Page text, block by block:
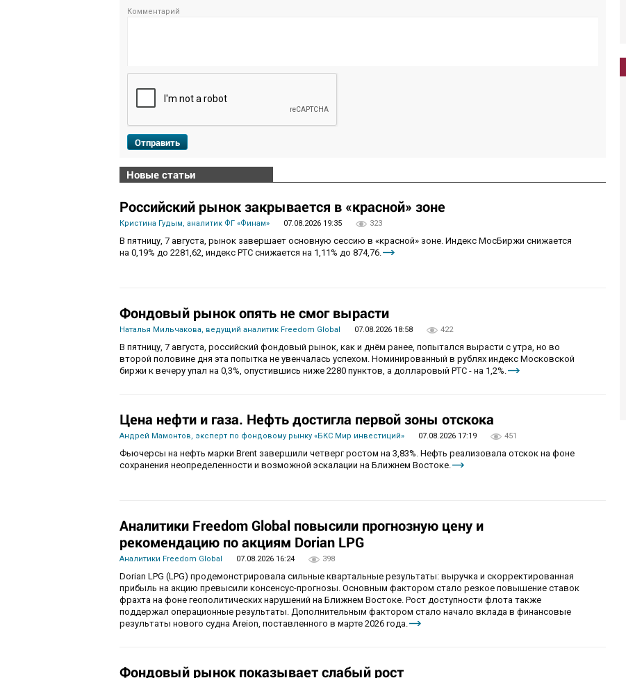
Комментарий
Отправить
Новые статьи
Российский рынок закрывается в «красной» зоне
Кристина Гудым, аналитик ФГ «Финам» 07.08.2026 19:35 323
В пятницу, 7 августа, рынок завершает основную сессию в «красной» зоне. Индекс МосБиржи снижается
на 0,19% до 2281,62, индекс РТС снижается на 1,11% до 874,76.
Фондовый рынок опять не смог вырасти
Наталья Мильчакова, ведущий аналитик Freedom Global 07.08.2026 18:58 422
В пятницу, 7 августа, российский фондовый рынок, как и днём ранее, попытался вырасти с утра, но во
второй половине дня эта попытка не увенчалась успехом. Номинированный в рублях индекс Московской
биржи к вечеру упал на 0,3%, опустившись ниже 2280 пунктов, а долларовый РТС - на 1,2%.
Цена нефти и газа. Нефть достигла первой зоны отскока
Андрей Мамонтов, эксперт по фондовому рынку «БКС Мир инвестиций» 07.08.2026 17:19 451
Фьючерсы на нефть марки Brent завершили четверг ростом на 3,83%. Нефть реализовала отскок на фоне
сохранения неопределенности и возможной эскалации на Ближнем Востоке.
Аналитики Freedom Global повысили прогнозную цену и
рекомендацию по акциям Dorian LPG
Аналитики Freedom Global 07.08.2026 16:24 398
Dorian LPG (LPG) продемонстрировала сильные квартальные результаты: выручка и скорректированная
прибыль на акцию превысили консенсус-прогнозы. Основным фактором стало резкое повышение ставок
фрахта на фоне геополитических нарушений на Ближнем Востоке. Рост доступности флота также
поддержал операционные результаты. Дополнительным фактором стало начало вклада в финансовые
результаты нового судна Areion, поставленного в марте 2026 года.
Фондовый рынок показывает слабый рост